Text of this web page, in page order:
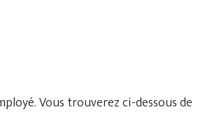
Vous trouverez ci-dessous de